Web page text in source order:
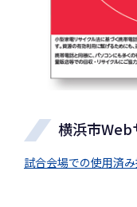
横浜市Web
試合会場での使用済